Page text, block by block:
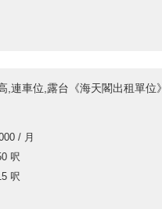
,連車位,露台《海天閣出租單位》
/ 月
呎
呎